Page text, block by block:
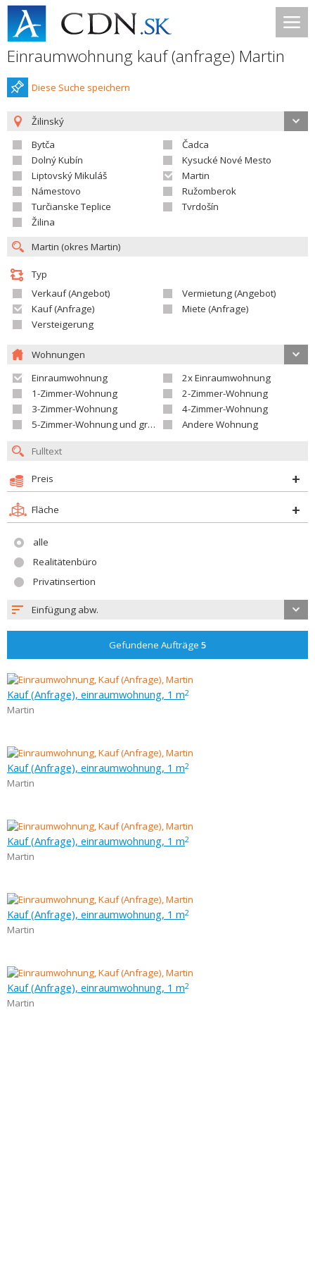
Einraumwohnung kauf (anfrage) Martin
Diese Suche speichern
Žilinský
Bytča
Čadca
Dolný Kubín
Kysucké Nové Mesto
Liptovský Mikuláš
Martin
Námestovo
Ružomberok
Turčianske Teplice
Tvrdošín
Žilina
Typ
Verkauf (Angebot)
Vermietung (Angebot)
Kauf (Anfrage)
Miete (Anfrage)
Versteigerung
Wohnungen
Einraumwohnung
2x Einraumwohnung
1-Zimmer-Wohnung
2-Zimmer-Wohnung
3-Zimmer-Wohnung
4-Zimmer-Wohnung
5-Zimmer-Wohnung und größer
Andere Wohnung
Preis
Fläche
alle
Realitätenbüro
Privatinsertion
Einfügung abw.
Gefundene Aufträge 5
Kauf (Anfrage), einraumwohnung, 1 m2
Martin
Kauf (Anfrage), einraumwohnung, 1 m2
Martin
Kauf (Anfrage), einraumwohnung, 1 m2
Martin
Kauf (Anfrage), einraumwohnung, 1 m2
Martin
Kauf (Anfrage), einraumwohnung, 1 m2
Martin